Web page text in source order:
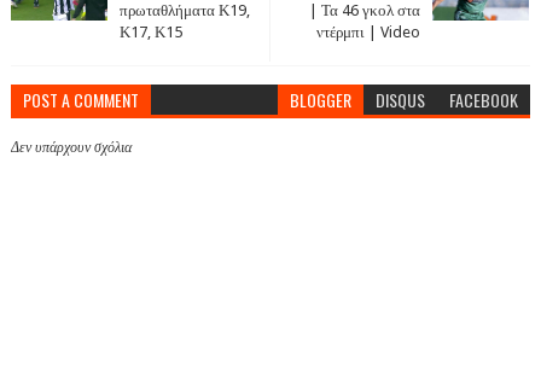
| Τα 46 γκολ στα
ντέρμπι | Video
πρωταθλήματα Κ19,
Κ17, Κ15
POST A COMMENT BLOGGER DISQUS FACEBOOK
Δεν υπάρχουν σχόλια